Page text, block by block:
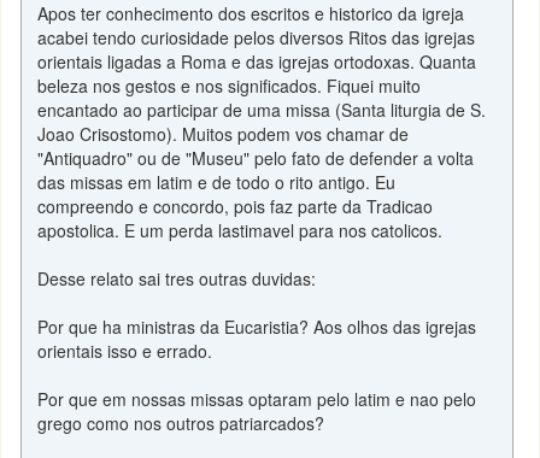
Apos ter conhecimento dos escritos e historico da igreja
acabei tendo curiosidade pelos diversos Ritos das igrejas
orientais ligadas a Roma e das igrejas ortodoxas. Quanta
beleza nos gestos e nos significados. Fiquei muito
encantado ao participar de uma missa (Santa liturgia de S.
Joao Crisostomo). Muitos podem vos chamar de
"Antiquadro" ou de "Museu" pelo fato de defender a volta
das missas em latim e de todo o rito antigo. Eu
compreendo e concordo, pois faz parte da Tradicao
apostolica. E um perda lastimavel para nos catolicos.
Desse relato sai tres outras duvidas:
Por que ha ministras da Eucaristia? Aos olhos das igrejas
orientais isso e errado.
Por que em nossas missas optaram pelo latim e nao pelo
grego como nos outros patriarcados?